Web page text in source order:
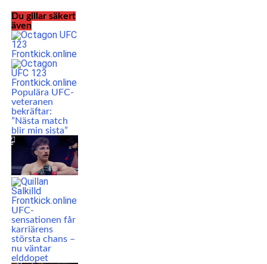
Du gillar säkert
även
Populära UFC-
veteranen
bekräftar:
”Nästa match
blir min sista”
UFC-
sensationen får
karriärens
största chans –
nu väntar
elddopet